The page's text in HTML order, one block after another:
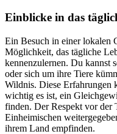
Einblicke in das
Ein Besuch in einer lokalen
Möglichkeit, das tägliche
kennenzulernen. Du kannst
oder sich um ihre Tiere
Wildnis. Diese Erfahrungen
wichtig es ist, ein
finden. Der Respekt vor
Einheimischen
ihrem Land empfinden.